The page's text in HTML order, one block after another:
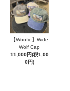
【Woofie】Wide
Wolf Cap
11,000円(税1,00
0円)